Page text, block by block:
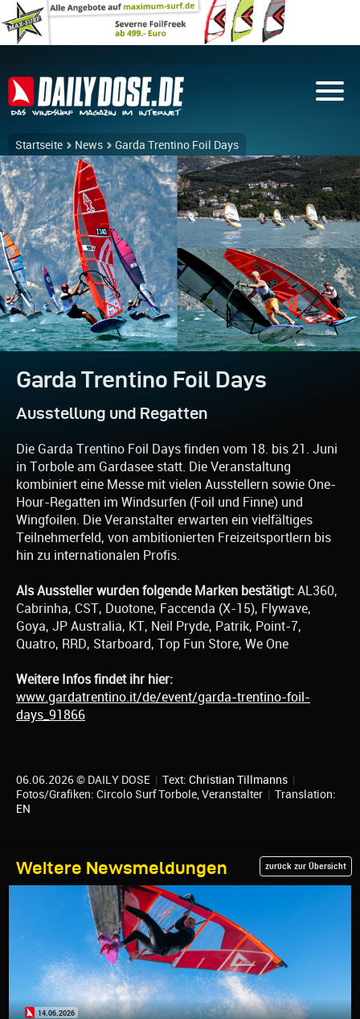
Startseite News Garda Trentino Foil Days
Garda Trentino Foil Days
Ausstellung und Regatten
Die Garda Trentino Foil Days finden vom 18. bis 21. Juni
in Torbole am Gardasee statt. Die Veranstaltung
kombiniert eine Messe mit vielen Ausstellern sowie One-
Hour-Regatten im Windsurfen (Foil und Finne) und
Wingfoilen. Die Veranstalter erwarten ein vielfältiges
Teilnehmerfeld, von ambitionierten Freizeitsportlern bis
hin zu internationalen Profis.
Als Aussteller wurden folgende Marken bestätigt: AL360,
Cabrinha, CST, Duotone, Faccenda (X-15), Flywave,
Goya, JP Australia, KT, Neil Pryde, Patrik, Point-7,
Quatro, RRD, Starboard, Top Fun Store, We One
Weitere Infos findet ihr hier:
www.gardatrentino.it/de/event/garda-trentino-foil-
days_91866
06.06.2026 © DAILY DOSE | Text: Christian Tillmanns |
Fotos/Grafiken: Circolo Surf Torbole, Veranstalter | Translation:
EN
Weitere Newsmeldungen zurück zur Übersicht
14.06.2026